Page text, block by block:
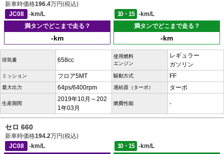
新車時価格196.4万円(税込)
JC08
-km/L 10・15
-km/L
満タンでどこまで走る？
-km
満タンでどこまで走る？
-km
排気量 658cc
使用燃料
エンジン
レギュラー
ガソリン
ミッション フロア5MT 駆動方式 FF
最大出力 64ps/6400rpm 過給器（ターボ） ターボ
生産期間
2019年10月～202
1年03月
燃費性能 -
セロ 660
新車時価格194.2万円(税込)
JC08
-km/L 10・15
-km/L